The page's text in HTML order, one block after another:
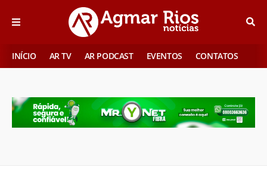
INÍCIO AR TV AR PODCAST EVENTOS CONTATOS